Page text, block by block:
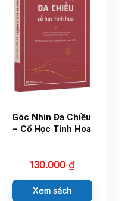
Góc Nhìn Đa Chiều
– Cổ Học Tinh Hoa
130.000 ₫
Xem sách